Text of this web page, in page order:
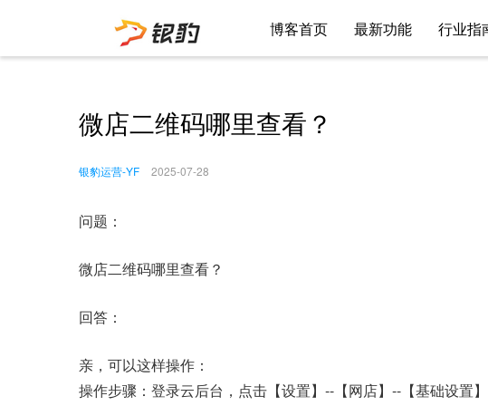
博客首页 最新功能 行业指
微店二维码哪里查看？
银豹运营-YF 2025-07-28
问题：
微店二维码哪里查看？
回答：
亲，可以这样操作：
操作步骤：登录云后台，点击【设置】--【网店】--【基础设置